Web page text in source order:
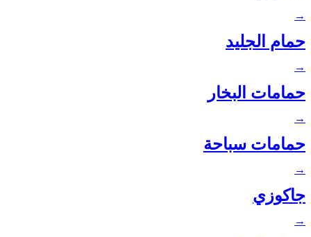
→
حمام الجليد
→
حمامات البخار
→
حمامات سباحة
→
جاكوزي
→